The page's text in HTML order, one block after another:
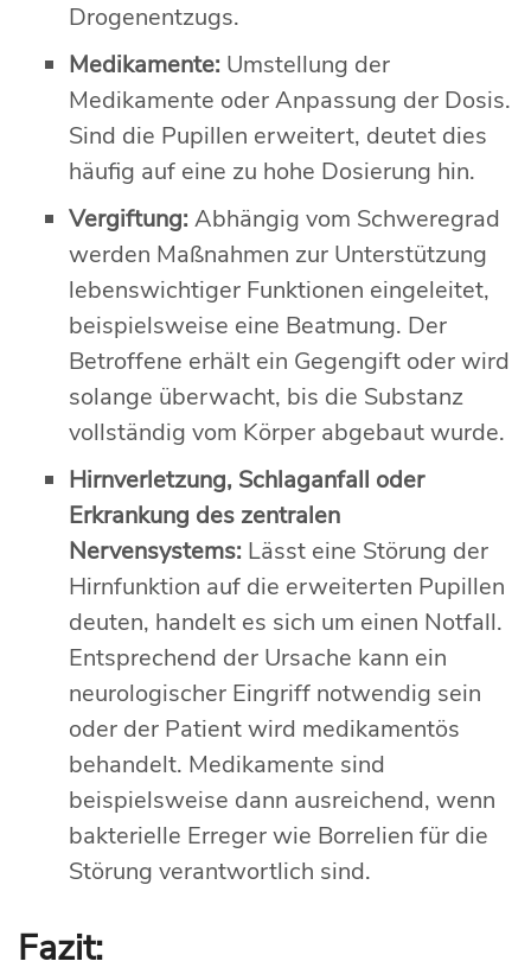
Drogenentzugs.
Medikamente: Umstellung der
Medikamente oder Anpassung der Dosis.
Sind die Pupillen erweitert, deutet dies
häufig auf eine zu hohe Dosierung hin.
Vergiftung: Abhängig vom Schweregrad
werden Maßnahmen zur Unterstützung
lebenswichtiger Funktionen eingeleitet,
beispielsweise eine Beatmung. Der
Betroffene erhält ein Gegengift oder wird
solange überwacht, bis die Substanz
vollständig vom Körper abgebaut wurde.
Hirnverletzung, Schlaganfall oder
Erkrankung des zentralen
Nervensystems: Lässt eine Störung der
Hirnfunktion auf die erweiterten Pupillen
deuten, handelt es sich um einen Notfall.
Entsprechend der Ursache kann ein
neurologischer Eingriff notwendig sein
oder der Patient wird medikamentös
behandelt. Medikamente sind
beispielsweise dann ausreichend, wenn
bakterielle Erreger wie Borrelien für die
Störung verantwortlich sind.
Fazit: